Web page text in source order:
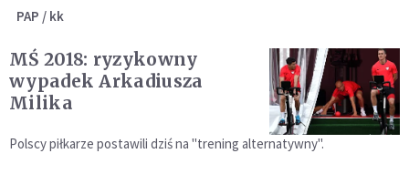
PAP / kk
MŚ 2018: ryzykowny
wypadek Arkadiusza
Milika
Polscy piłkarze postawili dziś na "trening alternatywny".